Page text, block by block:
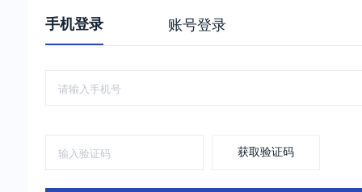
手机登录 账号登录
获取验证码